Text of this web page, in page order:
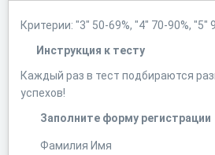
Критерии: "3" 50-69%, "4" 70-90%, "5"
Инструкция к тесту
Каждый раз в тест подбираются
успехов!
Заполните форму регистрации
Фамилия Имя